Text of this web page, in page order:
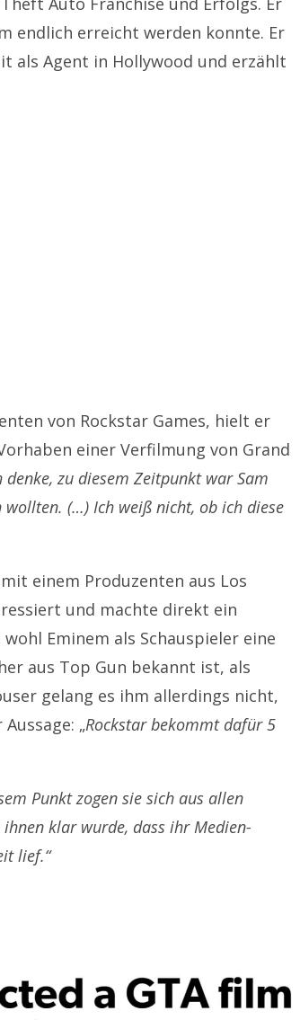
endlich erreicht werden konnte. Er
als Agent in Hollywood und erzählt
von Rockstar Games, hielt er
einer Verfilmung von Grand
zu diesem Zeitpunkt war Sam
(…) Ich weiß nicht, ob ich diese
einem Produzenten aus Los
und machte direkt ein
Eminem als Schauspieler eine
aus Top Gun bekannt ist, als
gelang es ihm allerdings nicht,
„Rockstar bekommt dafür 5
Punkt zogen sie sich aus allen
klar wurde, dass ihr Medien-
lief.“